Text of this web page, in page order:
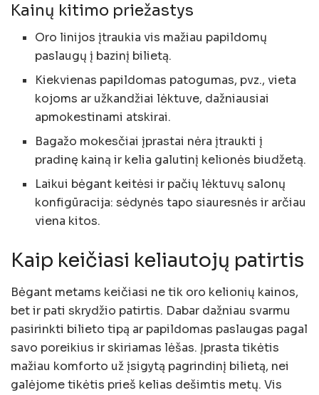
Kainų kitimo priežastys
Oro linijos įtraukia vis mažiau papildomų
paslaugų į bazinį bilietą.
Kiekvienas papildomas patogumas, pvz., vieta
kojoms ar užkandžiai lėktuve, dažniausiai
apmokestinami atskirai.
Bagažo mokesčiai įprastai nėra įtraukti į
pradinę kainą ir kelia galutinį kelionės biudžetą.
Laikui bėgant keitėsi ir pačių lėktuvų salonų
konfigūracija: sėdynės tapo siauresnės ir arčiau
viena kitos.
Kaip keičiasi keliautojų patirtis
Bėgant metams keičiasi ne tik oro kelionių kainos,
bet ir pati skrydžio patirtis. Dabar dažniau svarmu
pasirinkti bilieto tipą ar papildomas paslaugas pagal
savo poreikius ir skiriamas lėšas. Įprasta tikėtis
mažiau komforto už įsigytą pagrindinį bilietą, nei
galėjome tikėtis prieš kelias dešimtis metų. Vis